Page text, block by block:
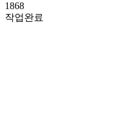
1868
작업완료